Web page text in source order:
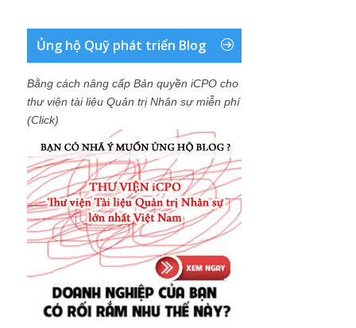
Ủng hộ Quỹ phát triển Blog
Bằng cách nâng cấp Bản quyền iCPO cho
thư viện tài liệu Quản trị Nhân sự miễn phí
(Click)